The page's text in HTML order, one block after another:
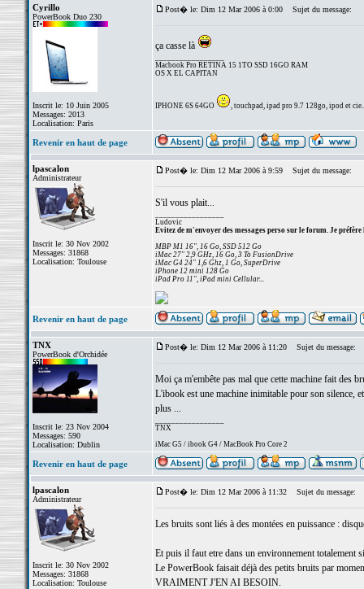
Cyrillo
PowerBook Duo 230
Inscrit le: 10 Juin 2005
Messages: 2013
Localisation: Paris
Post� le: Dim 12 Mar 2006 à 0:00 Sujet du message:
ça casse là
Macbook Pro RETINA 15 1TO SSD 16GO RAM
OS X EL CAPITAN
IPHONE 6S 64GO , touchpad, ipad pro 9.7 128go, ipod et
Revenir en haut de page
lpascalon
Administrateur
Inscrit le: 30 Nov 2002
Messages: 31868
Localisation: Toulouse
Post� le: Dim 12 Mar 2006 à 9:59 Sujet du message:
S'il vous plait...
Ludovic
Evitez de m'envoyer des messages perso sur le forum. Je préfère
MBP M1 16", 16 Go, SSD 512 Go
iMac 27" 2,9 GHz, 16 Go, 3 To FusionDrive
iMac G4 24" 1,6 Ghz, 1 Go, SuperDrive
iPhone 12 mini 128 Go
iPad Pro 11", iPad mini Cellular...
Revenir en haut de page
TNX
PowerBook d'Orchidée
Inscrit le: 23 Nov 2004
Messages: 590
Localisation: Dublin
Post� le: Dim 12 Mar 2006 à 11:20 Sujet du message:
Moi ça m'embête pas mal que cette machine fait des
L'ibook est une machine inimitable pour son silence,
plus ...
TNX
iMac G5 / ibook G4 / MacBook Pro Core 2
Revenir en haut de page
lpascalon
Administrateur
Inscrit le: 30 Nov 2002
Messages: 31868
Localisation: Toulouse
Post� le: Dim 12 Mar 2006 à 11:32 Sujet du message:
Les bruits sont liés à des montées en puissance :
Et puis il faut etre dans un environnement totalement
Le PowerBook faisait déjà des petits bruits par
VRAIMENT J'EN AI BESOIN.